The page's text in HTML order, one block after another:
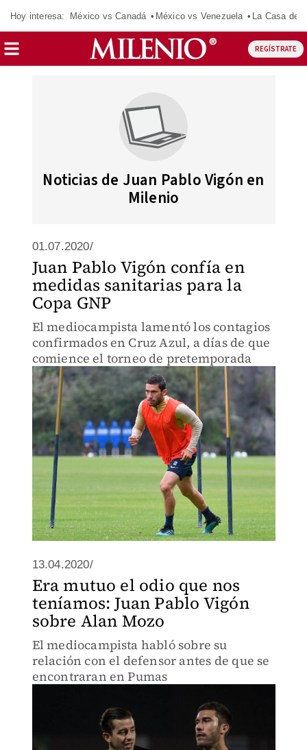
Hoy interesa: México vs Canadá México vs Venezuela La Casa de
REGÍSTRATE
Noticias de Juan Pablo Vigón en
Milenio
01.07.2020/
Juan Pablo Vigón confía en
medidas sanitarias para la
Copa GNP
El mediocampista lamentó los contagios
confirmados en Cruz Azul, a días de que
comience el torneo de pretemporada
13.04.2020/
Era mutuo el odio que nos
teníamos: Juan Pablo Vigón
sobre Alan Mozo
El mediocampista habló sobre su
relación con el defensor antes de que se
encontraran en Pumas